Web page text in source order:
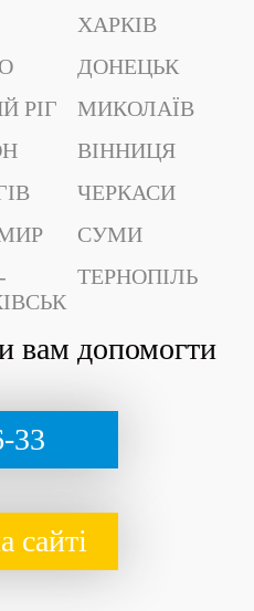
ХАРКІВ
ДОНЕЦЬК
РІГ
МИКОЛАЇВ
ВІННИЦЯ
ЧЕРКАСИ
СУМИ
ТЕРНОПІЛЬ
вам допомогти
33
сайті